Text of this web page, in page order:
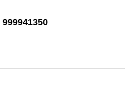
999941350